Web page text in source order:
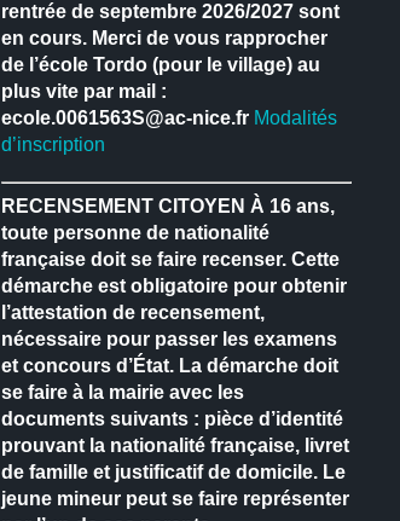
rentrée de septembre 2026/2027 sont
en cours. Merci de vous rapprocher
de l’école Tordo (pour le village) au
plus vite par mail :
ecole.0061563S@ac-nice.fr Modalités
d’inscription
RECENSEMENT CITOYEN À 16 ans,
toute personne de nationalité
française doit se faire recenser. Cette
démarche est obligatoire pour obtenir
l’attestation de recensement,
nécessaire pour passer les examens
et concours d’État.La démarche doit
se faire à la mairie avec les
documents suivants : pièce d’identité
prouvant la nationalité française, livret
de famille et justificatif de domicile.Le
jeune mineur peut se faire représenter